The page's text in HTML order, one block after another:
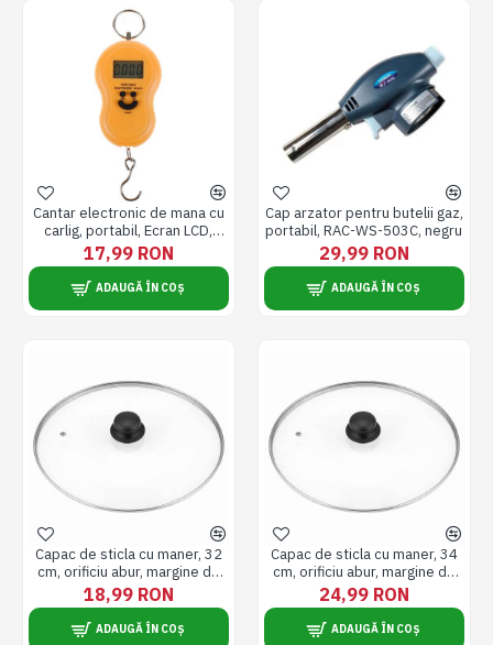
Cantar electronic de mana cu
carlig, portabil, Ecran LCD,
capacitate maxima de 50 kg
17,99 RON
ADAUGĂ ÎN COȘ
Cap arzator pentru butelii gaz,
portabil, RAC-WS-503C, negru
29,99 RON
ADAUGĂ ÎN COȘ
Capac de sticla cu maner, 32
cm, orificiu abur, margine de
inox, termorezistent
18,99 RON
ADAUGĂ ÎN COȘ
Capac de sticla cu maner, 34
cm, orificiu abur, margine de
inox, termorezistent
24,99 RON
ADAUGĂ ÎN COȘ